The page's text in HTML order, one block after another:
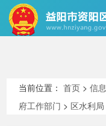
当前位置：首页 >信
府工作部门 > 区水利局